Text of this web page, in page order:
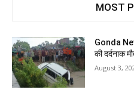
MOST
Gonda
की दर्दनाक
August 3,